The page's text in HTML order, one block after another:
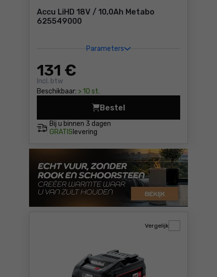
Accu LiHD 18V / 10,0Ah Metabo
625549000
Parameters
131 €
Incl. btw
Beschikbaar: > 10 st.
Bij u binnen 3 dagen
GRATIS levering
Bestel
Vergelijk